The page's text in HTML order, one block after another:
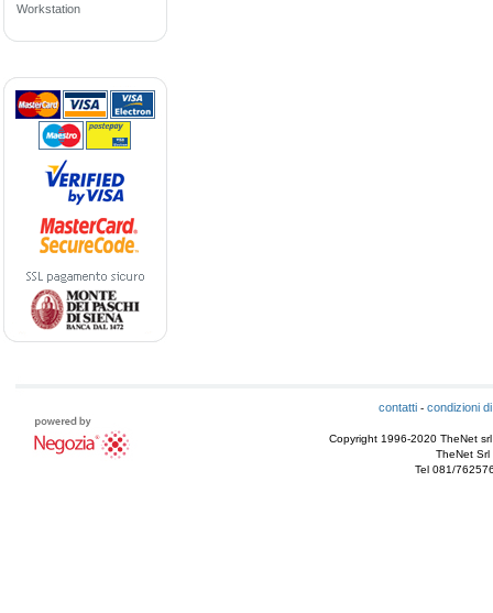
Workstation
contatti- condizioni
Copyright 1996-2020 TheNet
TheNet Srl
Tel 081/